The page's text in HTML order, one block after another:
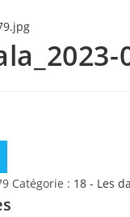
Catégorie : 18 - Les